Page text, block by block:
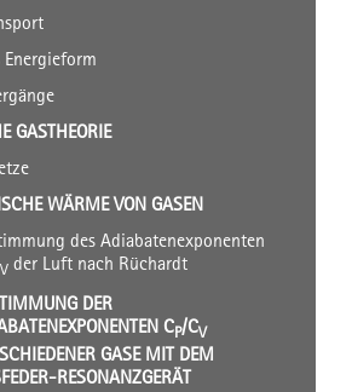
GASTHEORIE
WÄRME VON GASEN
des Adiabatenexponenten
V der Luft nach Rüchardt
DER
CP/CV
GASE MIT DEM
RESONANZGERÄT